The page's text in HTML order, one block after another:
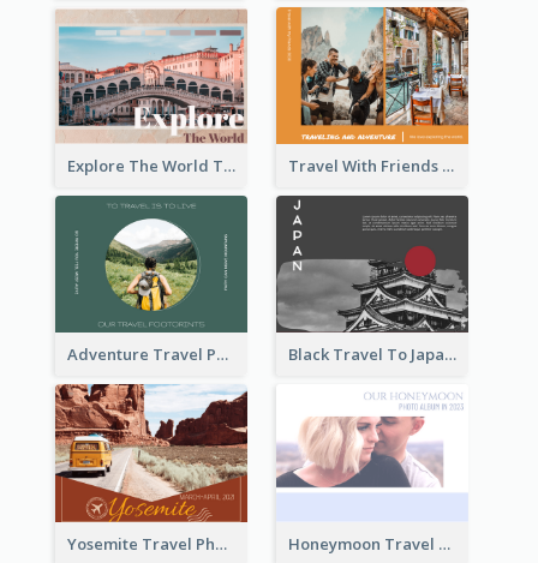
Explore The World Travel Photo Book Travel With Friends Photo Book
Adventure Travel Photo Book Black Travel To Japan Photo Book
Yosemite Travel Photo Book Honeymoon Travel Photo Book